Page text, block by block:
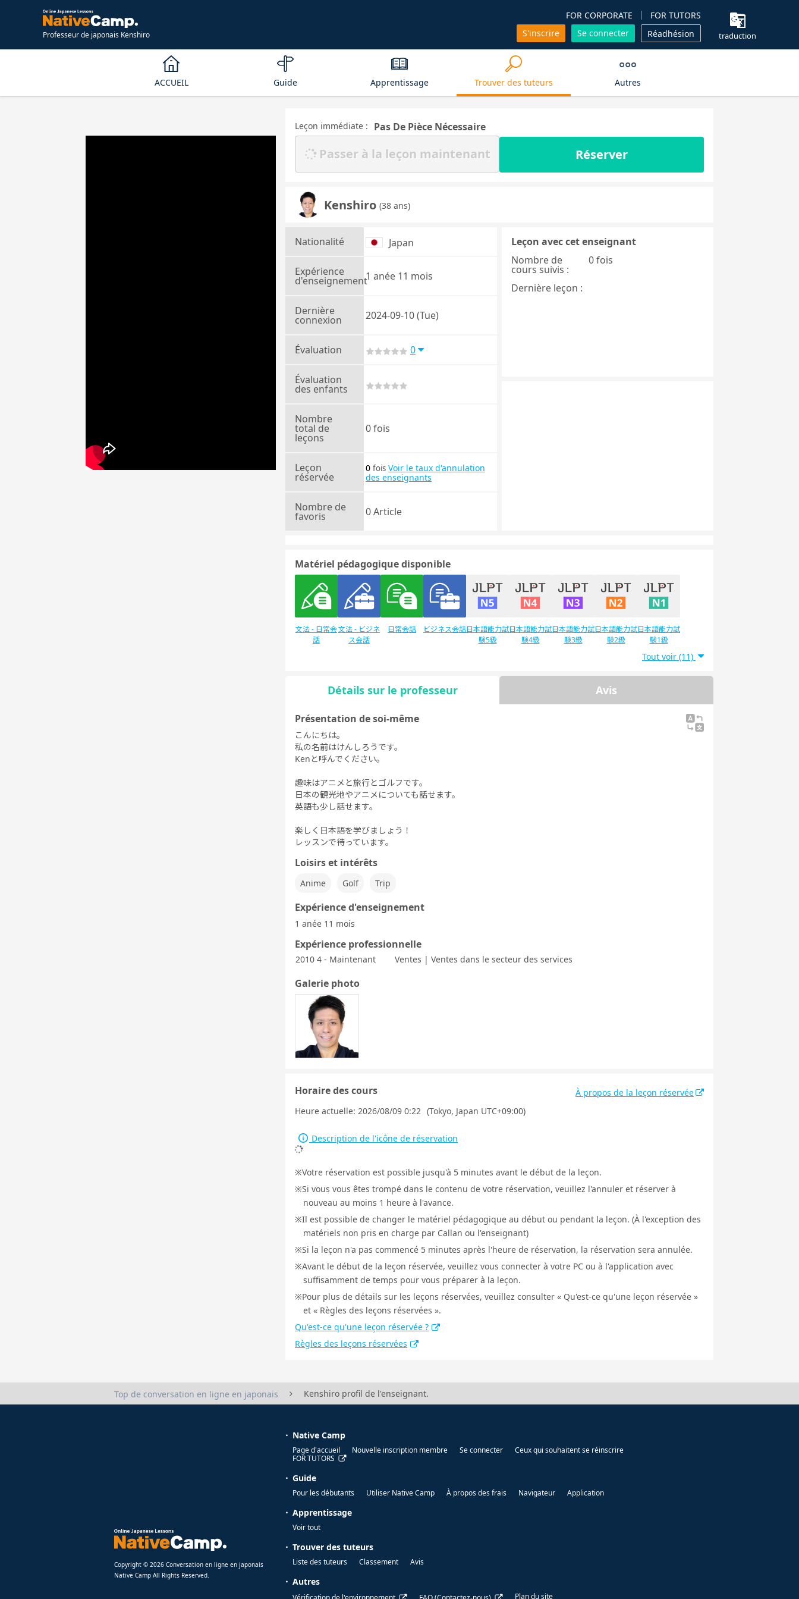
Professeur de japonais Kenshiro
FOR CORPORATE
FOR TUTORS
S'inscrire
Se connecter Réadhésion traduction
ACCUEIL Guide Apprentissage Trouver des tuteurs Autres
Leçon immédiate : Pas De Pièce Nécessaire
Passer à la leçon maintenant Réserver
Kenshiro (38 ans)
Nationalité Japan
Expérience
d'enseignement1 anée 11 mois
Dernière
connexion 2024-09-10 (Tue)
Évaluation 0
Évaluation
des enfants
Nombre
total de
leçons
0 fois
Leçon
réservée
0 fois Voir le taux d'annulation
des enseignants
Nombre de
favoris 0 Article
Leçon avec cet enseignant
Nombre de
cours suivis :
0 fois
Dernière leçon :
Matériel pédagogique disponible
文法 - 日常会
話
文法 - ビジネ
ス会話
日常会話 ビジネス会話日本語能力試
験5級
日本語能力試
験4級
日本語能力試
験3級
日本語能力試
験2級
日本語能力試
験1級
Tout voir (11)
Détails sur le professeur Avis
Présentation de soi-même
こんにちは。
私の名前はけんしろうです。
Kenと呼んでください。
趣味はアニメと旅行とゴルフです。
日本の観光地やアニメについても話せます。
英語も少し話せます。
楽しく日本語を学びましょう！
レッスンで待っています。
Loisirs et intérêts
Anime Golf Trip
Expérience d'enseignement
1 anée 11 mois
Expérience professionnelle
2010 4 - Maintenant Ventes | Ventes dans le secteur des services
Galerie photo
Horaire des cours
À propos de la leçon réservée
Heure actuelle: 2026/08/09 0:22 (Tokyo, Japan UTC+09:00)
Description de l'icône de réservation
Votre réservation est possible jusqu'à 5 minutes avant le début de la leçon.
Si vous vous êtes trompé dans le contenu de votre réservation, veuillez l'annuler et réserver à
nouveau au moins 1 heure à l'avance.
Il est possible de changer le matériel pédagogique au début ou pendant la leçon. (À l'exception des
matériels non pris en charge par Callan ou l'enseignant)
Si la leçon n'a pas commencé 5 minutes après l'heure de réservation, la réservation sera annulée.
Avant le début de la leçon réservée, veuillez vous connecter à votre PC ou à l'application avec
suffisamment de temps pour vous préparer à la leçon.
Pour plus de détails sur les leçons réservées, veuillez consulter « Qu'est-ce qu'une leçon réservée »
et « Règles des leçons réservées ».
Qu'est-ce qu'une leçon réservée ?
Règles des leçons réservées
Top de conversation en ligne en japonais Kenshiro profil de l'enseignant.
Copyright © 2026 Conversation en ligne en japonais
Native Camp All Rights Reserved.
Native Camp
Page d'accueil Nouvelle inscription membre Se connecter
Ceux qui souhaitent se réinscrire
FOR TUTORS
Guide
Pour les débutants Utiliser Native Camp À propos des frais Navigateur Application
Apprentissage
Voir tout
Trouver des tuteurs
Liste des tuteurs Classement Avis
Autres
Plan du site